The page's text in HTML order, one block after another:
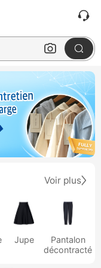
Voir plus
Jupe
Pantalon
décontracté